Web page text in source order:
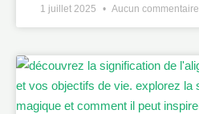
1 juillet 2025 Aucun commentaire